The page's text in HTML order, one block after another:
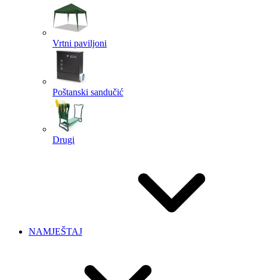
Vrtni paviljoni
Poštanski sandučić
Drugi
NAMJEŠTAJ